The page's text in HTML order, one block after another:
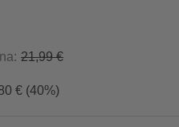
21,99 €
€ (40%)